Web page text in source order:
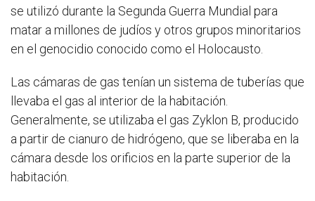
se utilizó durante la Segunda Guerra Mundial para
matar a millones de judíos y otros grupos minoritarios
en el genocidio conocido como el Holocausto.
Las cámaras de gas tenían un sistema de tuberías que
llevaba el gas al interior de la habitación.
Generalmente, se utilizaba el gas Zyklon B, producido
a partir de cianuro de hidrógeno, que se liberaba en la
cámara desde los orificios en la parte superior de la
habitación.